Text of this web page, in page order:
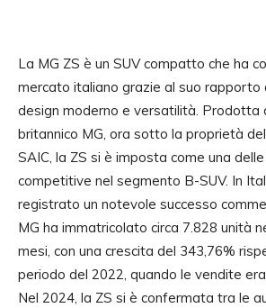
La MG ZS è un SUV compatto che ha
mercato italiano grazie al suo rapporto
design moderno e versatilità. Prodotta
britannico MG, ora sotto la proprietà
SAIC, la ZS si è imposta come una
competitive nel segmento B-SUV. In
registrato un notevole successo
MG ha immatricolato circa 7.828 unità
mesi, con una crescita del 343,76%
periodo del 2022, quando le vendite
Nel 2024, la ZS si è confermata tra le